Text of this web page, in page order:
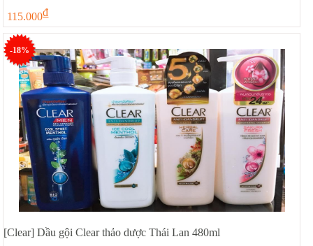
115.000đ
-18%
[Clear] Dầu gội Clear thảo dược Thái Lan 480ml